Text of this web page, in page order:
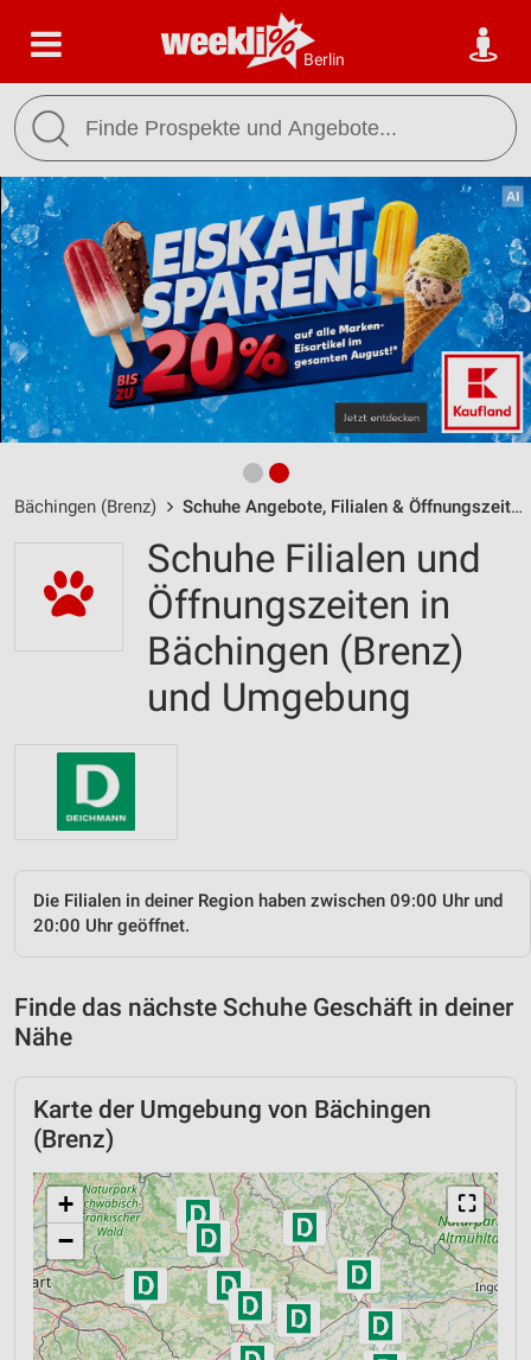
Berlin
Bächingen (Brenz) Schuhe Angebote, Filialen & Öffnungszeiten
Schuhe Filialen und
Öffnungszeiten in
Bächingen (Brenz)
und Umgebung
Die Filialen in deiner Region haben zwischen 09:00 Uhr und
20:00 Uhr geöffnet.
Finde das nächste Schuhe Geschäft in deiner
Nähe
Karte der Umgebung von Bächingen
(Brenz)
⛶
+
−